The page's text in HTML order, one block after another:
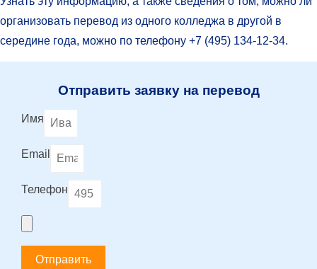
организовать перевод из одного колледжа в другой в
середине года, можно по телефону +7 (495) 134-12-34.
Отправить заявку на перевод
Имя
Email
Телефон
Отправить